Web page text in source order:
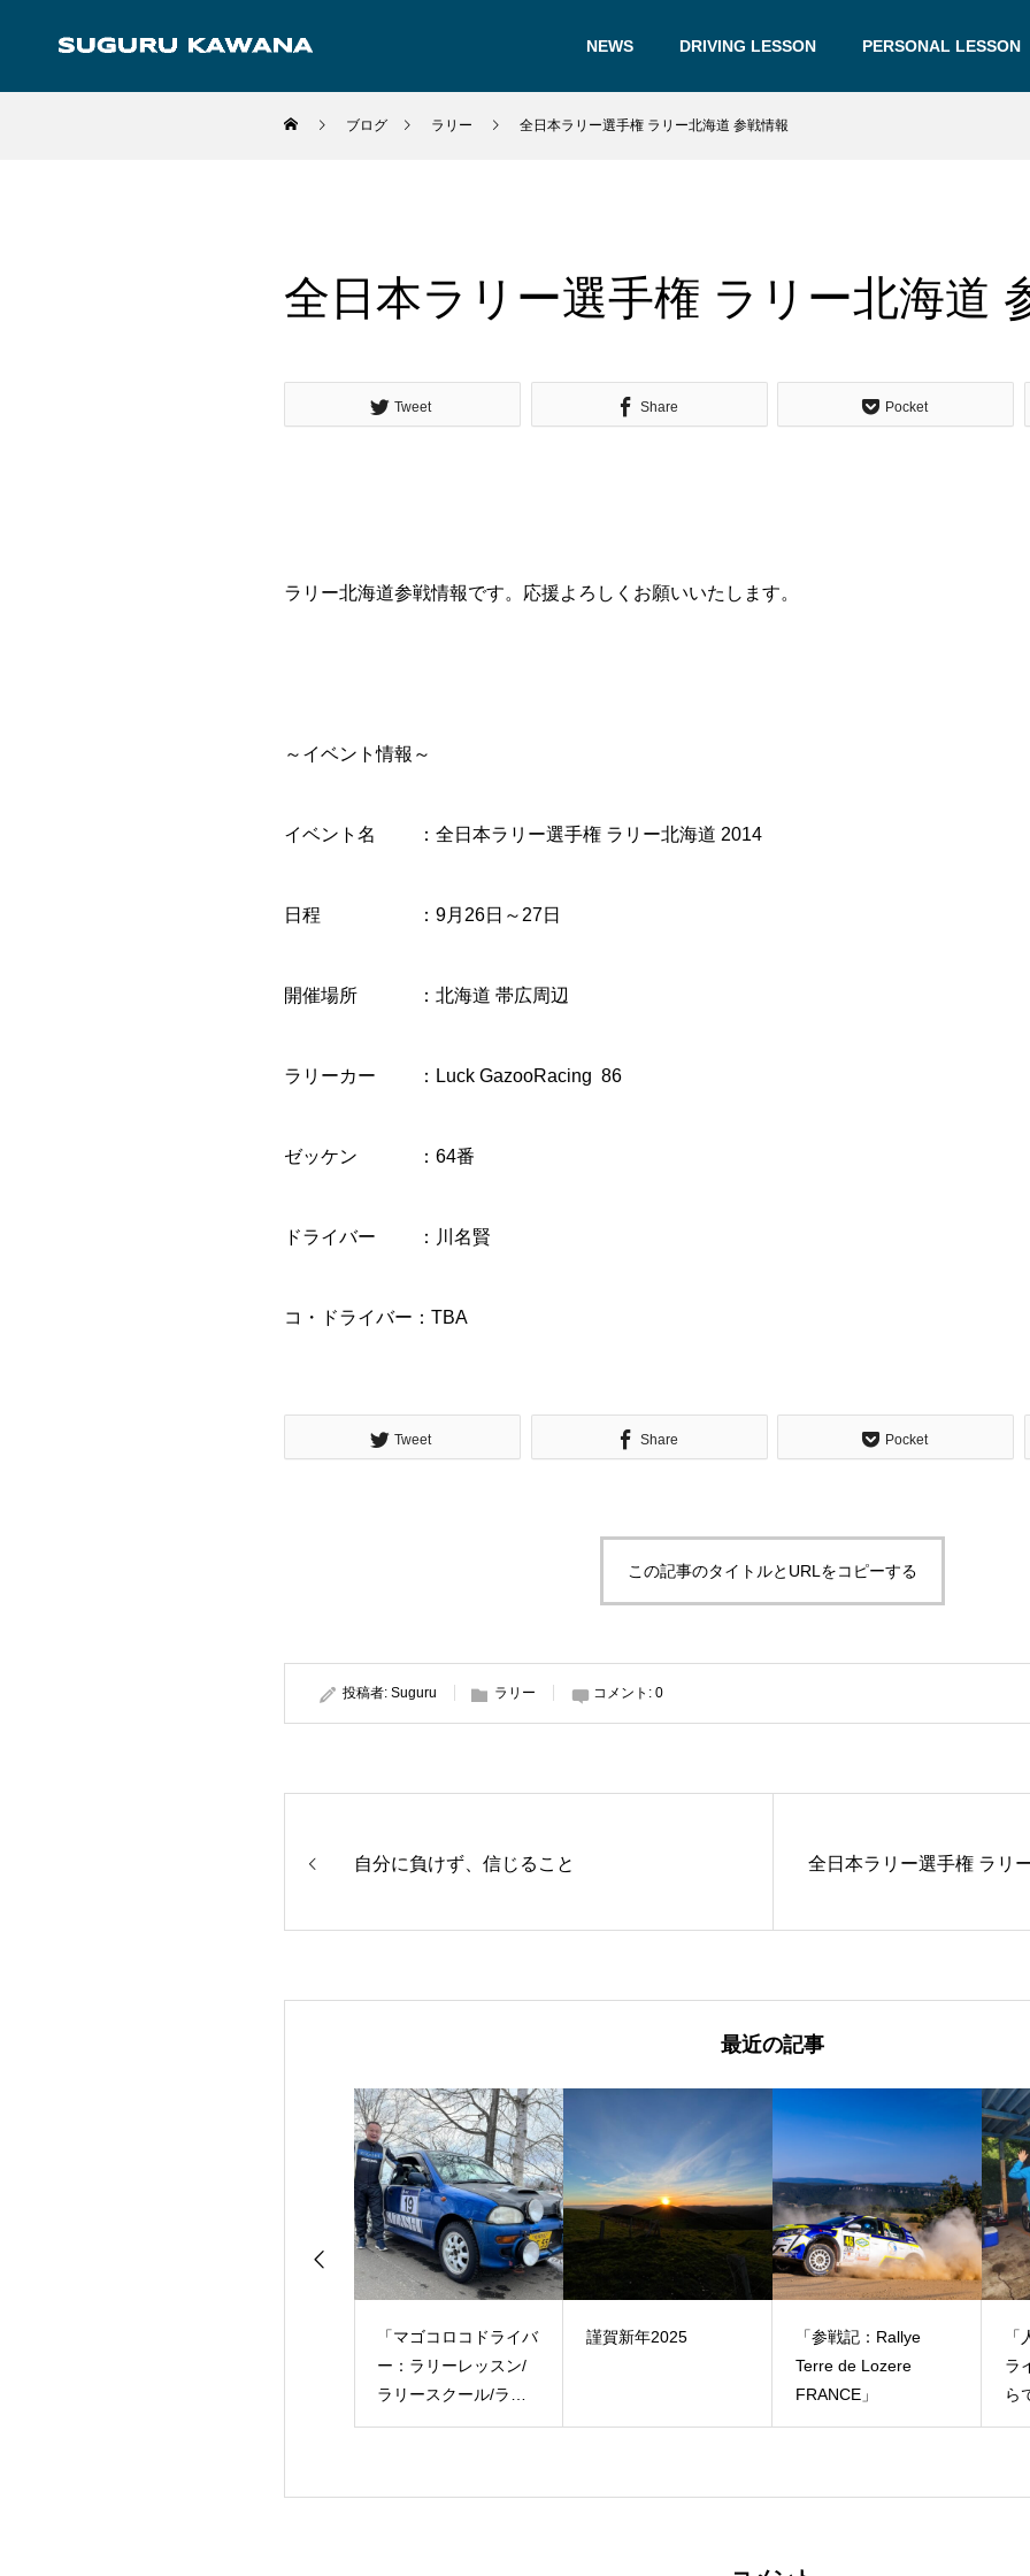
NEWS DRIVING LESSON PERSONAL LESSON
ブログ ラリー 全日本ラリー選手権 ラリー北海道 参戦情報
全日本ラリー選手権 ラリー北海道
Tweet Share Pocket
ラリー北海道参戦情報です。応援よろしくお願いいたします。
～イベント情報～
イベント名 ：全日本ラリー選手権 ラリー北海道 2014
日程 ：9月26日～27日
開催場所 ：北海道 帯広周辺
ラリーカー ：Luck GazooRacing 86
ゼッケン ：64番
ドライバー ：川名賢
コ・ドライバー：TBA
Tweet Share Pocket
この記事のタイトルとURLをコピーする
投稿者: Suguru ラリー コメント: 0
自分に負けず、信じること 全日本ラリー選手権 ラリ
最近の記事
謹賀新年2025
「参戦記：Rallye
「人生1度はダートド
ライビング体験：手ぶ
らでダートトライアル
（レッスン付き）」
験
ん
「